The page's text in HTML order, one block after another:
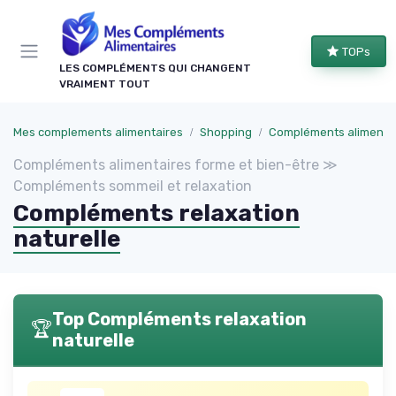
LES COMPLÉMENTS QUI CHANGENT
VRAIMENT TOUT
TOPs
Mes complements alimentaires Shopping Compléments alimentaires forme et
Compléments alimentaires forme et bien-être ≫
Compléments sommeil et relaxation
Compléments relaxation
naturelle
🏆Top Compléments relaxation
naturelle
Panneau de gestion des cookies